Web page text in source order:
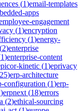
(1)email-templates
apps
engagement
(1)encryption
(1)energy-
(2)enterprise
1)enterprise-content
kinetic (1)eprivacy
)erp-architecture
configuration (1)erp-
)erpnext (18)errors
(2)ethical-sourcing